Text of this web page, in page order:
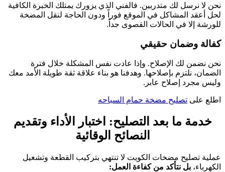
نحن لا نرسل لك متدربين. فالفني الذي يزورك يمتلك الخبرة الكافية
لحل أعقد المشاكل في الموقع فوراً ودون الحاجة لنقل المضخة
للورشة إلا في الحالات القصوى جداً.
كفالة وضمان حقيقي
نحن نضمن لك الإصلاح. وإذا عادت نفس المشكلة خلال فترة
الضمان، نلتزم بإصلاحها. وهدفنا هو بناء علاقة ثقة طويلة الأمد معك
وليس مجرد إصلاح عابر.
اطلع على تصليح مضخة حمام السباحه
خدمة ما بعد التصليح: اختبار الأداء وتقديم
النصائح الوقائية
عملية تصليح مضخات الكويت لا تنتهي بتركيب القطعة وتشغيل
الكهرباء، بل نتأكد من كفاءة العمل: